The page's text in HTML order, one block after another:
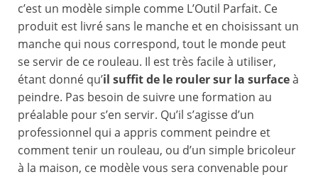
c’est un modèle simple comme L’Outil Parfait. Ce
produit est livré sans le manche et en choisissant un
manche qui nous correspond, tout le monde peut
se servir de ce rouleau. Il est très facile à utiliser,
étant donné qu’il suffit de le rouler sur la surfaceà
peindre. Pas besoin de suivre une formation au
préalable pour s’en servir. Qu’il s’agisse d’un
professionnel qui a appris comment peindre et
comment tenir un rouleau, ou d’un simple bricoleur
à la maison, ce modèle vous sera convenable pour